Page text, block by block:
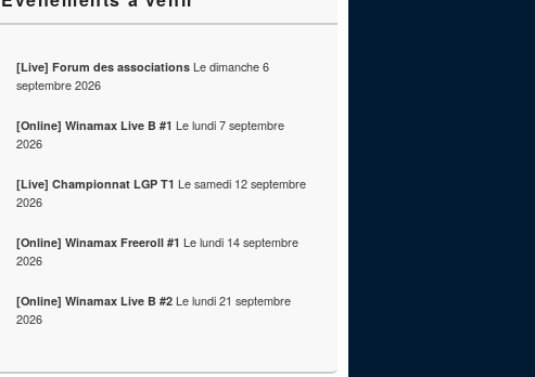
[Live] Forum des associations Ledimanche 6
septembre 2026
[Online] Winamax Live B #1 Lelundi 7 septembre
2026
[Live] Championnat LGP T1 Lesamedi 12 septembre
2026
[Online] Winamax Freeroll #1 Lelundi 14 septembre
2026
[Online] Winamax Live B #2 Lelundi 21 septembre
2026